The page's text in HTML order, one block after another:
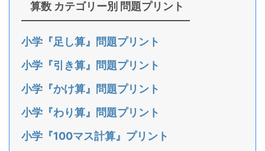
算数 カテゴリー別 問題プリント
小学『足し算』問題プリント
小学『引き算』問題プリント
小学『かけ算』問題プリント
小学『わり算』問題プリント
小学『100マス計算』プリント